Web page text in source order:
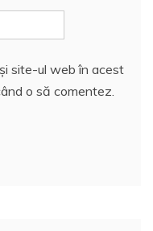
site-ul web în acest
o să comentez.